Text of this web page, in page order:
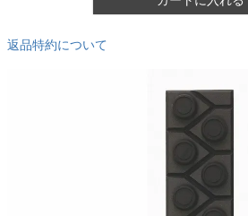
返品特約について